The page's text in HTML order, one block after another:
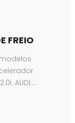
FREIO
modelos
AUDI:…